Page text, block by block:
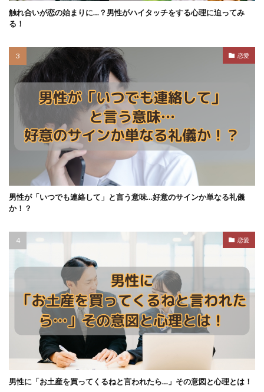
触れ合いが恋の始まりに…？男性がハイタッチをする心理に迫ってみ
る！
恋愛
男性が「いつでも連絡して」と言う意味…好意のサインか単なる礼儀
か！？
恋愛
男性に「お土産を買ってくるねと言われたら…」その意図と心理とは！